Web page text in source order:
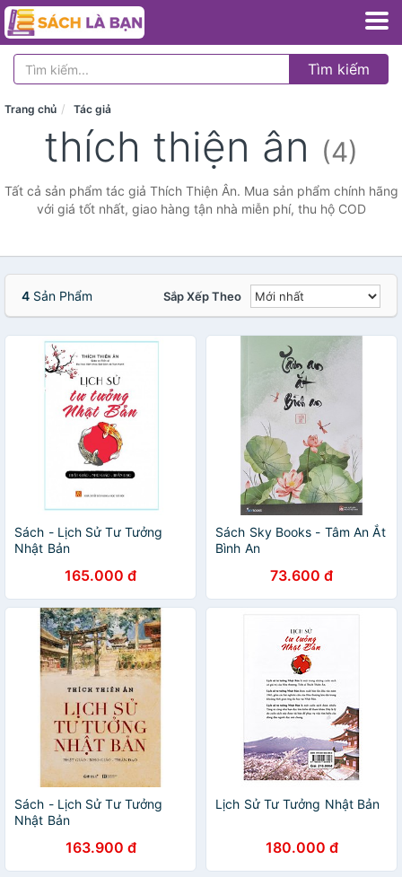
Tìm kiếm
Trang chủ Tác giả
thích thiện ân (4)
Tất cả sản phẩm tác giả Thích Thiện Ân. Mua sản phẩm chính hãng
với giá tốt nhất, giao hàng tận nhà miễn phí, thu hộ COD
4 Sản Phẩm Sắp Xếp Theo
Sách - Lịch Sử Tư Tưởng
Nhật Bản
165.000 đ
Sách Sky Books - Tâm An Ắt
Bình An
73.600 đ
Sách - Lịch Sử Tư Tưởng
Nhật Bản
163.900 đ
Lịch Sử Tư Tưởng Nhật Bản
180.000 đ